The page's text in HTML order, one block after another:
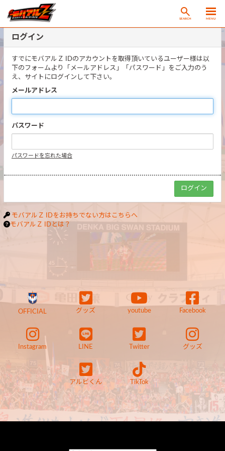
SEARCH MENU
ログイン
すでにモバアルＺ IDのアカウントを取得頂いているユーザー様は以
下のフォームより「メールアドレス」「パスワード」をご入力のう
え、サイトにログインして下さい。
メールアドレス
パスワード
パスワードを忘れた場合
モバアルＺ IDをお持ちでない方はこちらへ
モバアルＺ IDとは？
OFFICIAL グッズ youtube Facebook
Instagram LINE Twitter グッズ
アルビくん TikTok